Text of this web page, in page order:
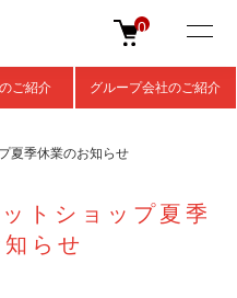
0
ご紹介 グループ会社のご紹介
夏季休業のお知らせ
トショップ夏季
らせ